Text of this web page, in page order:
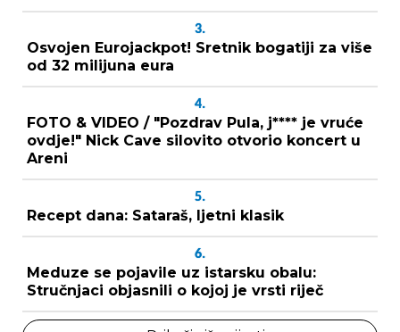
3.
Osvojen Eurojackpot! Sretnik bogatiji za više
od 32 milijuna eura
4.
FOTO & VIDEO / "Pozdrav Pula, j**** je vruće
ovdje!" Nick Cave silovito otvorio koncert u
Areni
5.
Recept dana: Sataraš, ljetni klasik
6.
Meduze se pojavile uz istarsku obalu:
Stručnjaci objasnili o kojoj je vrsti riječ